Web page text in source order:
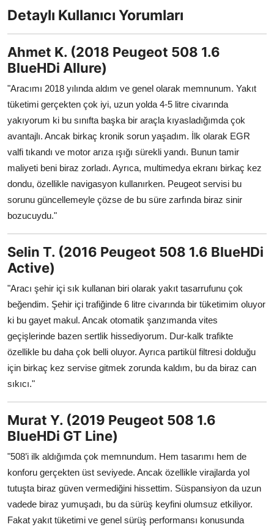
Detaylı Kullanıcı Yorumları
Ahmet K. (2018 Peugeot 508 1.6
BlueHDi Allure)
"Aracımı 2018 yılında aldım ve genel olarak memnunum. Yakıt
tüketimi gerçekten çok iyi, uzun yolda 4-5 litre civarında
yakıyorum ki bu sınıfta başka bir araçla kıyasladığımda çok
avantajlı. Ancak birkaç kronik sorun yaşadım. İlk olarak EGR
valfi tıkandı ve motor arıza ışığı sürekli yandı. Bunun tamir
maliyeti beni biraz zorladı. Ayrıca, multimedya ekranı birkaç kez
dondu, özellikle navigasyon kullanırken. Peugeot servisi bu
sorunu güncellemeyle çözse de bu süre zarfında biraz sinir
bozucuydu."
Selin T. (2016 Peugeot 508 1.6 BlueHDi
Active)
"Aracı şehir içi sık kullanan biri olarak yakıt tasarrufunu çok
beğendim. Şehir içi trafiğinde 6 litre civarında bir tüketimim oluyor
ki bu gayet makul. Ancak otomatik şanzımanda vites
geçişlerinde bazen sertlik hissediyorum. Dur-kalk trafikte
özellikle bu daha çok belli oluyor. Ayrıca partikül filtresi dolduğu
için birkaç kez servise gitmek zorunda kaldım, bu da biraz can
sıkıcı."
Murat Y. (2019 Peugeot 508 1.6
BlueHDi GT Line)
"508’i ilk aldığımda çok memnundum. Hem tasarımı hem de
konforu gerçekten üst seviyede. Ancak özellikle virajlarda yol
tutuşta biraz güven vermediğini hissettim. Süspansiyon da uzun
vadede biraz yumuşadı, bu da sürüş keyfini olumsuz etkiliyor.
Fakat yakıt tüketimi ve genel sürüş performansı konusunda